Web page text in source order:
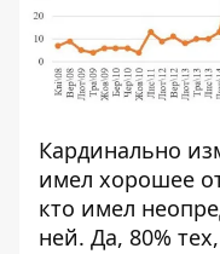
Кардинально
имел хорошее
кто имел
ней. Да, 80%